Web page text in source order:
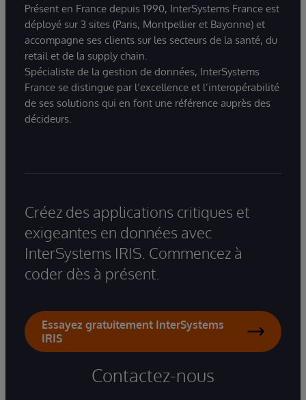
Présent en France depuis 1990, InterSystems France est
déployé sur 3 sites (Paris, Montpellier et Bayonne) et
accompagne ses clients sur les secteurs de la santé, du
retail et de la supply chain.
Spécialiste de la gestion de données, InterSystems
France se distingue par l’excellence et l’interopérabilité
de ses solutions qui en font une référence auprès des
décideurs.
Créez des applications critiques et
exigeantes en données avec
InterSystems IRIS. Commencez à
coder dès à présent.
Essayez gratuitement InterSystems
IRIS
Contactez-nous